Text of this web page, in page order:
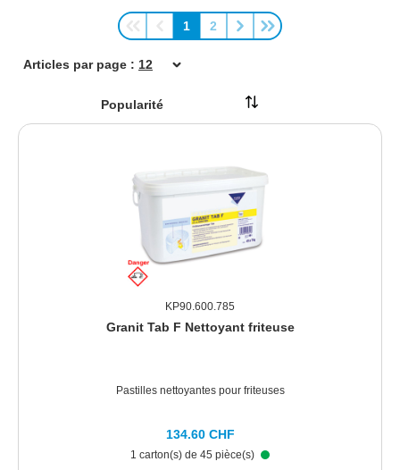
Page
1
Page
2
Articles par page :
KP90.600.785
Granit Tab F Nettoyant friteuse
Pastilles nettoyantes pour friteuses
1 carton(s) de 45 pièce(s)
134.60 CHF